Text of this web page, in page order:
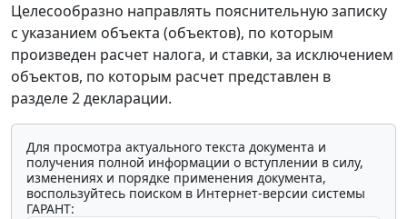
Целесообразно направлять пояснительную записку
с указанием объекта (объектов), по которым
произведен расчет налога, и ставки, за исключением
объектов, по которым расчет представлен в
разделе 2 декларации.
Для просмотра актуального текста документа и
получения полной информации о вступлении в силу,
изменениях и порядке применения документа,
воспользуйтесь поиском в Интернет-версии системы
ГАРАНТ: